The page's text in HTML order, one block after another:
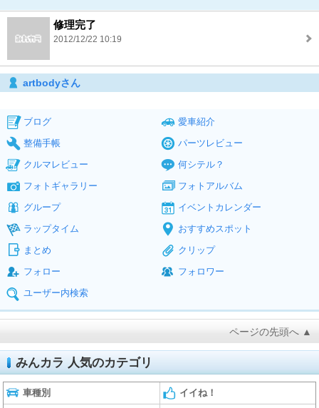
修理完了
2012/12/22 10:19
artbodyさん
ブログ
愛車紹介
整備手帳
パーツレビュー
クルマレビュー
何シテル？
フォトギャラリー
フォトアルバム
グループ
イベントカレンダー
ラップタイム
おすすめスポット
まとめ
クリップ
フォロー
フォロワー
ユーザー内検索
ページの先頭へ ▲
みんカラ 人気のカテゴリ
車種別 イイね！